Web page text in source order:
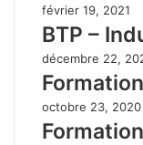
février 19, 2021
BTP –
décembre 22,
octobre 23, 2020